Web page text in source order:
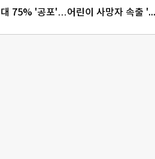
치사율 최대 75% '공포'…어린이 사망자 속출 '비상'